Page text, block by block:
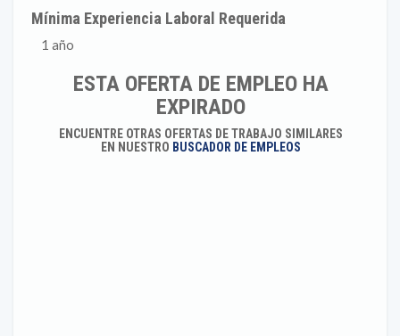
Mínima Experiencia Laboral Requerida
1 año
ESTA OFERTA DE EMPLEO HA
EXPIRADO
ENCUENTRE OTRAS OFERTAS DE TRABAJO SIMILARES
EN NUESTRO BUSCADOR DE EMPLEOS